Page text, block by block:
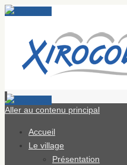
Aller au contenu principal
Accueil
Le village
Présentation